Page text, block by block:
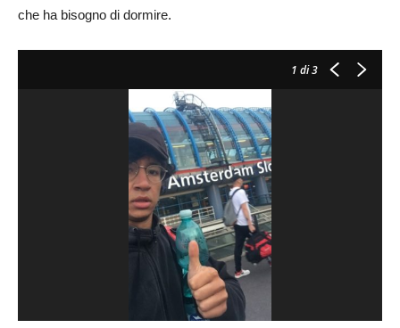
che ha bisogno di dormire.
1 di 3